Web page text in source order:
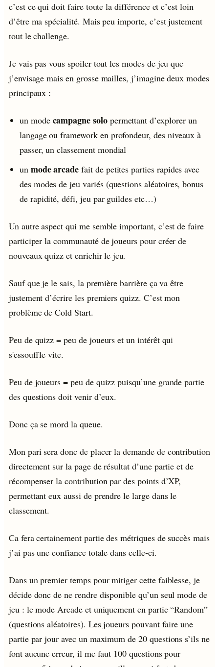
c’est ce qui doit faire toute la différence et c’est loin
d’être ma spécialité. Mais peu importe, c’est justement
tout le challenge.
Je vais pas vous spoiler tout les modes de jeu que
j’envisage mais en grosse mailles, j’imagine deux modes
principaux :
un mode campagne solopermettant d’explorer un
langage ou framework en profondeur, des niveaux à
passer, un classement mondial
un mode arcade fait de petites parties rapides avec
des modes de jeu variés (questions aléatoires, bonus
de rapidité, défi, jeu par guildes etc…)
Un autre aspect qui me semble important, c’est de faire
participer la communauté de joueurs pour créer de
nouveaux quizz et enrichir le jeu.
Sauf que je le sais, la première barrière ça va être
justement d’écrire les premiers quizz. C’est mon
problème de Cold Start.
Peu de quizz = peu de joueurs et un intérêt qui
s'essouffle vite.
Peu de joueurs = peu de quizz puisqu’une grande partie
des questions doit venir d’eux.
Donc ça se mord la queue.
Mon pari sera donc de placer la demande de contribution
directement sur la page de résultat d’une partie et de
récompenser la contribution par des points d’XP,
permettant eux aussi de prendre le large dans le
classement.
Ca fera certainement partie des métriques de succès mais
j’ai pas une confiance totale dans celle-ci.
Dans un premier temps pour mitiger cette faiblesse, je
décide donc de ne rendre disponible qu’un seul mode de
jeu : le mode Arcade et uniquement en partie “Random”
(questions aléatoires). Les joueurs pouvant faire une
partie par jour avec un maximum de 20 questions s’ils ne
font aucune erreur, il me faut 100 questions pour